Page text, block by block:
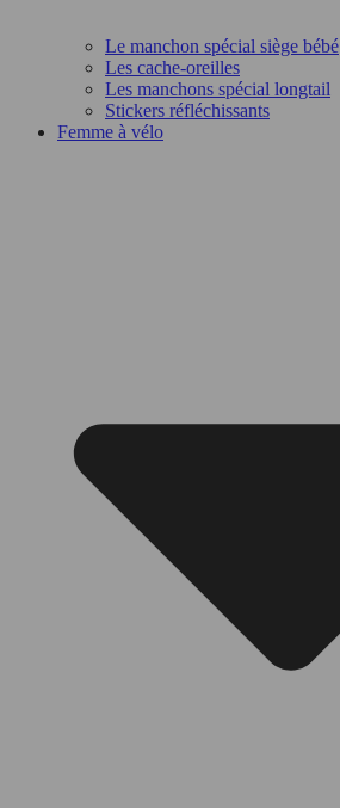
Le manchon spécial siège bébé
Les cache-oreilles
Les manchons spécial longtail
Stickers réfléchissants
Femme à vélo